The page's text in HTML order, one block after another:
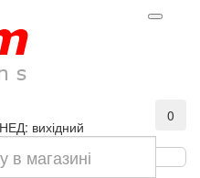
вихідний
0